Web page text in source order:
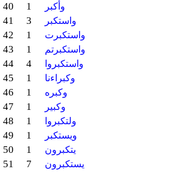
40 1 وأكبر
41 3 واستكبر
42 1 واستكبرت
43 1 واستكبرتم
44 4 واستكبروا
45 1 وكبراءنا
46 1 وكبره
47 1 وكبير
48 1 ولتكبروا
49 1 ويستكبر
50 1 يتكبرون
51 7 يستكبرون